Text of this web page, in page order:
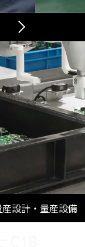
産設計・量産設備